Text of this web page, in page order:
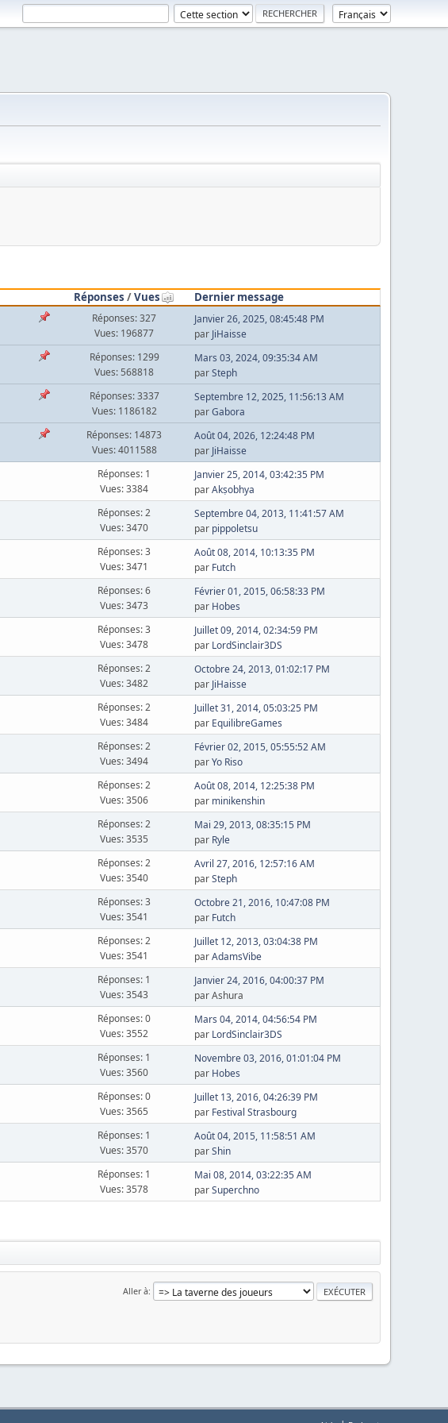
Réponses /Vues
Dernier message
Réponses: 327
Vues: 196877
Janvier 26, 2025, 08:45:48 PM
par JiHaisse
Réponses: 1299
Vues: 568818
Mars 03, 2024, 09:35:34 AM
parSteph
Réponses: 3337
Vues: 1186182
Septembre 12, 2025, 11:56:13 AM
parGabora
Réponses: 14873
Vues: 4011588
Août 04, 2026, 12:24:48 PM
par JiHaisse
Réponses: 1
Vues: 3384
Janvier 25, 2014, 03:42:35 PM
parAkṣobhya
Réponses: 2
Vues: 3470
Septembre 04, 2013, 11:41:57 AM
par pippoletsu
Réponses: 3
Vues: 3471
Août 08, 2014, 10:13:35 PM
par Futch
Réponses: 6
Vues: 3473
Février 01, 2015, 06:58:33 PM
par Hobes
Réponses: 3
Vues: 3478
Juillet 09, 2014, 02:34:59 PM
par LordSinclair3DS
Réponses: 2
Vues: 3482
Octobre 24, 2013, 01:02:17 PM
par JiHaisse
Réponses: 2
Vues: 3484
Juillet 31, 2014, 05:03:25 PM
par EquilibreGames
Réponses: 2
Vues: 3494
Février 02, 2015, 05:55:52 AM
parYo Riso
Réponses: 2
Vues: 3506
Août 08, 2014, 12:25:38 PM
par minikenshin
Réponses: 2
Vues: 3535
Mai 29, 2013, 08:35:15 PM
par Ryle
Réponses: 2
Vues: 3540
Avril 27, 2016, 12:57:16 AM
parSteph
Réponses: 3
Vues: 3541
Octobre 21, 2016, 10:47:08 PM
par Futch
Réponses: 2
Vues: 3541
Juillet 12, 2013, 03:04:38 PM
parAdamsVibe
Réponses: 1
Vues: 3543
Janvier 24, 2016, 04:00:37 PM
par Ashura
Réponses: 0
Vues: 3552
Mars 04, 2014, 04:56:54 PM
par LordSinclair3DS
Réponses: 1
Vues: 3560
Novembre 03, 2016, 01:01:04 PM
par Hobes
Réponses: 0
Vues: 3565
Juillet 13, 2016, 04:26:39 PM
par Festival Strasbourg
Réponses: 1
Vues: 3570
Août 04, 2015, 11:58:51 AM
parShin
Réponses: 1
Vues: 3578
Mai 08, 2014, 03:22:35 AM
parSuperchno
Aller à